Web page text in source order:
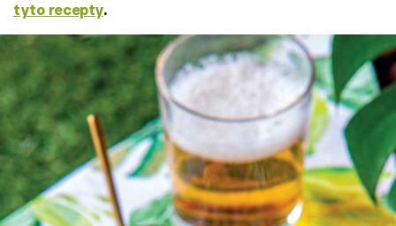
tyto recepty.